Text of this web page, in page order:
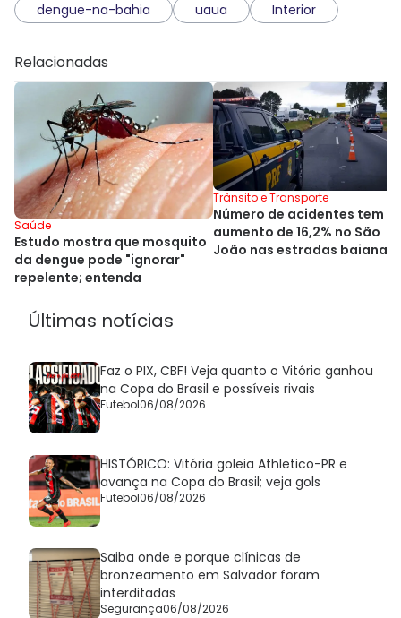
dengue-na-bahia
uaua Interior
Relacionadas
Saúde
Estudo mostra que mosquito
da dengue pode "ignorar"
repelente; entenda
Trânsito e Transporte
Número de acidentes tem
aumento de 16,2% no São
João nas estradas baianas
Últimas notícias
Faz o PIX, CBF! Veja quanto o Vitória ganhou
na Copa do Brasil e possíveis rivais
Futebol06/08/2026
HISTÓRICO: Vitória goleia Athletico-PR e
avança na Copa do Brasil; veja gols
Futebol06/08/2026
Saiba onde e porque clínicas de
bronzeamento em Salvador foram
interditadas
Segurança06/08/2026